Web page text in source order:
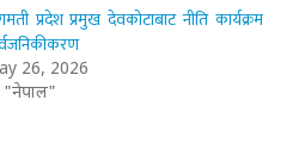
प्रदेश प्रमुख देवकोटाबाट नीति कार्यक्रम
26, 2026